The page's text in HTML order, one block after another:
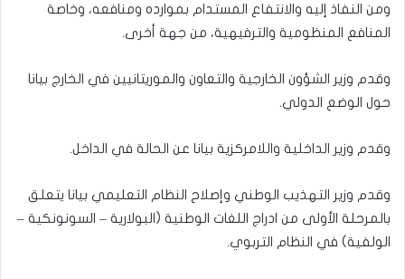
ومن النفاذ إليه والانتفاع المستدام بموارده ومنافعه، وخاصة
المنافع المنظومية والترفيهية، من جهة أخرى.
وقدم وزير الشؤون الخارجية والتعاون والموريتانيين في الخارج بيانا
حول الوضع الدولي.
وقدم وزير الداخلية واللامركزية بيانا عن الحالة في الداخل.
وقدم وزير التهذيب الوطني وإصلاح النظام التعليمي بيانا يتعلق
بالمرحلة الأولى من ادراج اللغات الوطنية (البولارية – السونونكية –
الولفية) في النظام التربوي.